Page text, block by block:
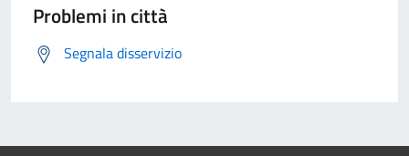
Problemi in città
Segnala disservizio